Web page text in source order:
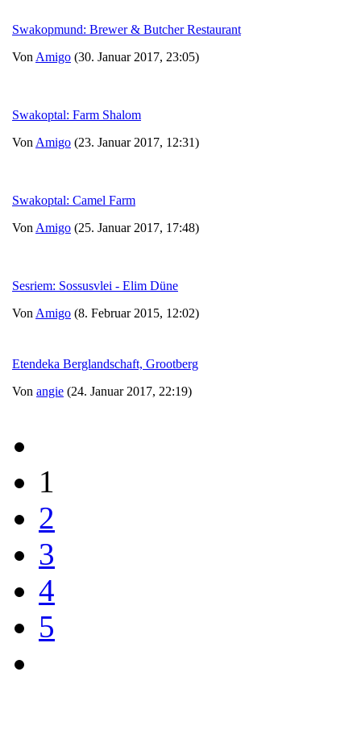
Swakopmund: Brewer & Butcher Restaurant
Von Amigo (30. Januar 2017, 23:05)
Swakoptal: Farm Shalom
Von Amigo (23. Januar 2017, 12:31)
Swakoptal: Camel Farm
Von Amigo (25. Januar 2017, 17:48)
Sesriem: Sossusvlei - Elim Düne
Von Amigo (8. Februar 2015, 12:02)
Etendeka Berglandschaft, Grootberg
Von angie (24. Januar 2017, 22:19)
1
2
3
4
5